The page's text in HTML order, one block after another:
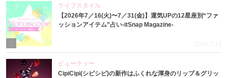
ライフスタイル
【2026年7／16(火)〜7／31(金)】運気UPの12星座別“ファ
ッションアイテム”占い-itSnap Magazine-
2026.7.16
ビューティー
CipiCipi(シピシピ)の新作はふくれな渾身のリップ＆グリッ